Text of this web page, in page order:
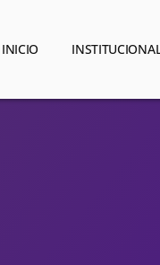
INICIO